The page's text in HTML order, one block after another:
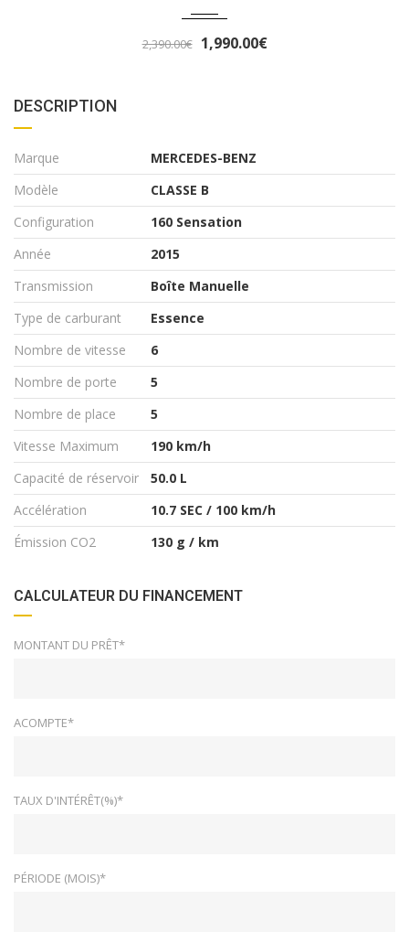
DESCRIPTION
Marque
MERCEDES-BENZ
Modèle
CLASSE B
Configuration
160 Sensation
Année
2015
Transmission
Boîte Manuelle
Type de carburant
Essence
Nombre de vitesse
6
Nombre de porte
5
Nombre de place
5
Vitesse Maximum
190 km/h
Capacité de réservoir
50.0 L
Accélération
10.7 SEC / 100 km/h
Émission CO2
130 g / km
CALCULATEUR DU FINANCEMENT
MONTANT DU PRÊT*
ACOMPTE*
TAUX D'INTÉRÊT(%)*
PÉRIODE (MOIS)*